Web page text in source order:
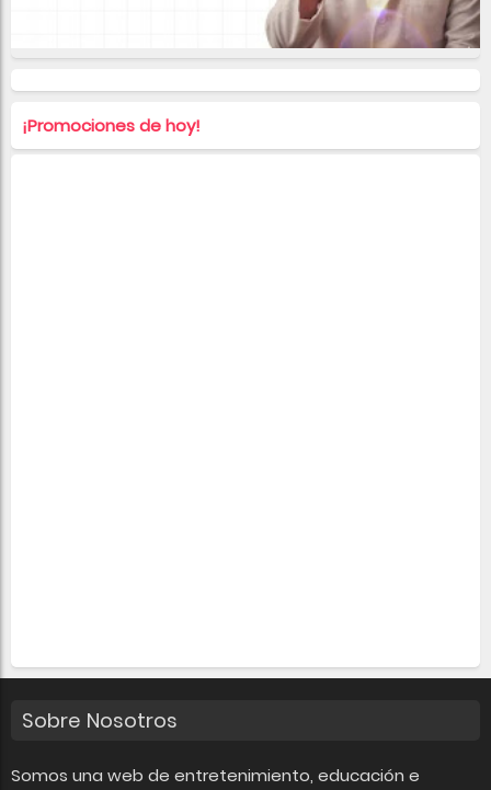
¡Promociones de hoy!
Sobre Nosotros
Somos una web de entretenimiento, educación e